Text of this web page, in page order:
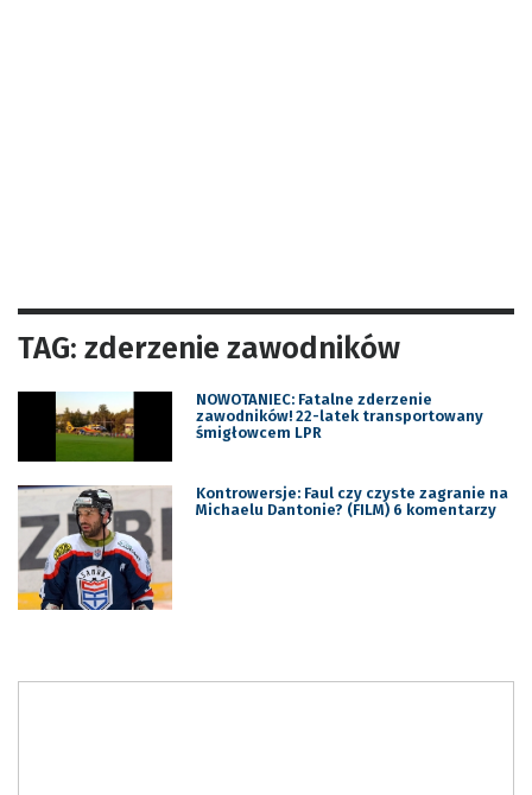
TAG: zderzenie zawodników
NOWOTANIEC: Fatalne zderzenie
zawodników! 22-latek transportowany
śmigłowcem LPR
Kontrowersje: Faul czy czyste zagranie na
Michaelu Dantonie? (FILM) 6 komentarzy